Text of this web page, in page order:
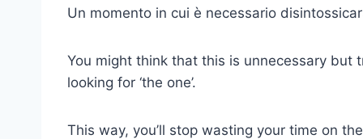
Un momento in cui è necessario
You might think that this is unnecessary
looking for ‘the one’.
This way, you’ll stop wasting your time on